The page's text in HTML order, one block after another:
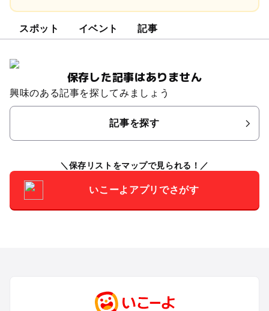
スポット イベント 記事
保存した記事はありません
興味のある記事を探してみましょう
記事を探す
保存リストをマップで見られる！
いこーよアプリでさがす